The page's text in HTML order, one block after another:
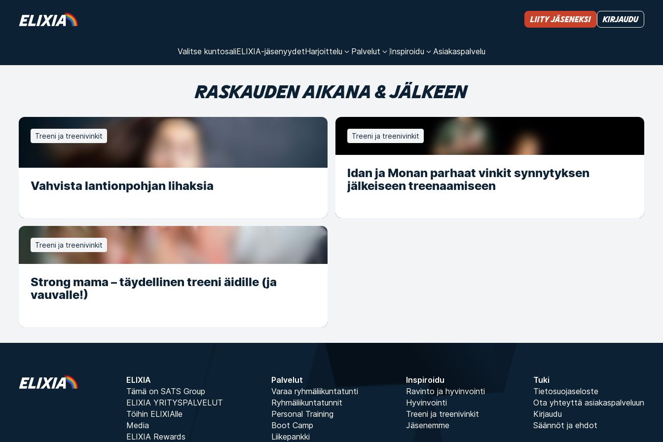
Valitse kuntosaliELIXIA-jäsenyydetHarjoittelu Palvelut Inspiroidu Asiakas­palvelu
Liity jäseneksi Kirjaudu
RASKAUDEN AIKANA & JÄLKEEN
Treeni ja treenivinkit
Vahvista lantionpohjan lihaksia
Treeni ja treenivinkit
Idan ja Monan parhaat vinkit synnytyksen
jälkeiseen treenaamiseen
Treeni ja treenivinkit
Strong mama – täydellinen treeni äidille (ja
vauvalle!)
ELIXIA
Tämä on SATS Group
ELIXIA YRITYSPALVELUT
Töihin ELIXIAlle
Media
ELIXIA Rewards
Palvelut
Varaa ryhmäliikuntatunti
Ryhmäliikuntatunnit
Personal Training
Boot Camp
Liikepankki
Inspiroidu
Ravinto ja hyvinvointi
Hyvinvointi
Treeni ja treenivinkit
Jäsenemme
Tuki
Tietosuojaseloste
Ota yhteyttä asiakaspalveluun
Kirjaudu
Säännöt ja ehdot